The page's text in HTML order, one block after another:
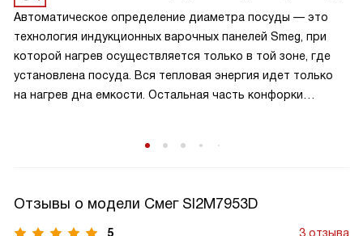
Автоматическое определение диаметра посуды — это
технология индукционных варочных панелей Smeg, при
которой нагрев осуществляется только в той зоне, где
установлена посуда. Вся тепловая энергия идет только
на нагрев дна емкости. Остальная часть конфорки
Отзывы о модели Смег SI2M7953D
5 3 отзыва